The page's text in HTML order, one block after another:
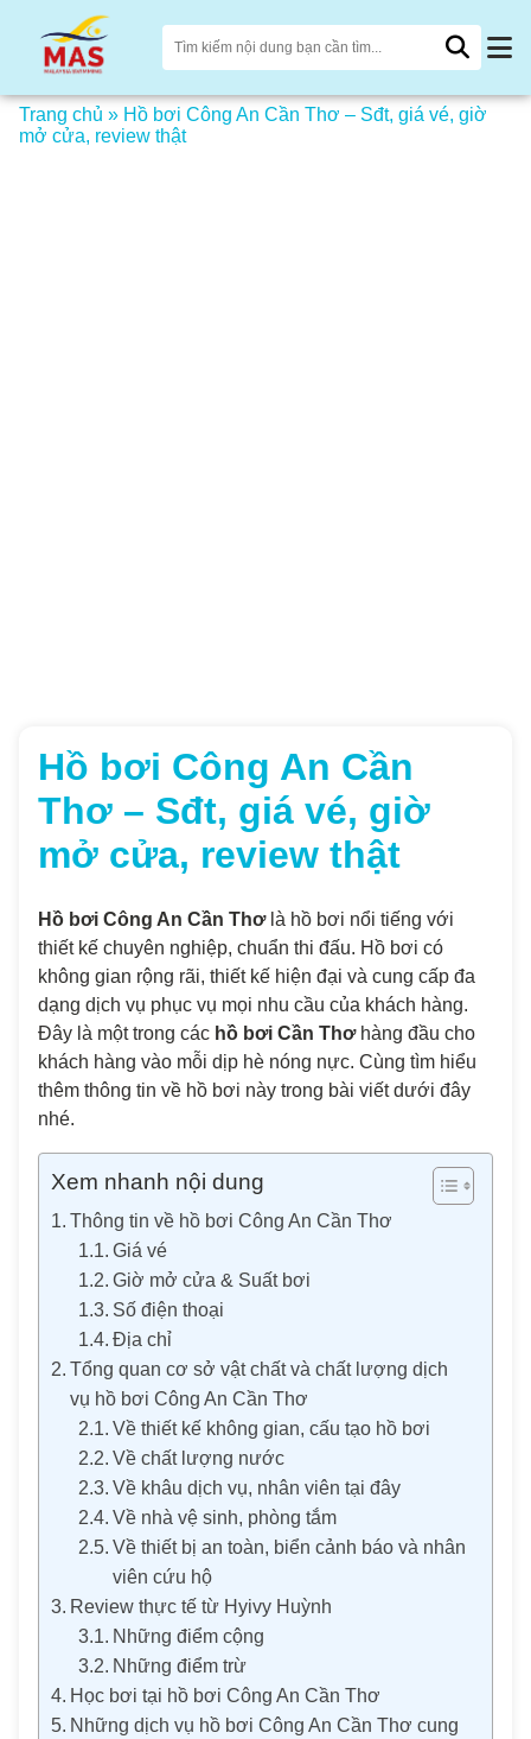
Trang chủ » Hồ bơi Công An Cần Thơ – Sđt, giá vé, giờ
mở cửa, review thật
Hồ bơi Công An Cần
Thơ – Sđt, giá vé, giờ
mở cửa, review thật
Hồ bơi Công An Cần Thơlà hồ bơi nổi tiếng với
thiết kế chuyên nghiệp, chuẩn thi đấu. Hồ bơi có
không gian rộng rãi, thiết kế hiện đại và cung cấp đa
dạng dịch vụ phục vụ mọi nhu cầu của khách hàng.
Đây là một trong các hồ bơi Cần Thơhàng đầu cho
khách hàng vào mỗi dịp hè nóng nực. Cùng tìm hiểu
thêm thông tin về hồ bơi này trong bài viết dưới đây
nhé.
Xem nhanh nội dung
Thông tin về hồ bơi Công An Cần Thơ
Giá vé
Giờ mở cửa & Suất bơi
Số điện thoại
Địa chỉ
Tổng quan cơ sở vật chất và chất lượng dịch
vụ hồ bơi Công An Cần Thơ
Về thiết kế không gian, cấu tạo hồ bơi
Về chất lượng nước
Về khâu dịch vụ, nhân viên tại đây
Về nhà vệ sinh, phòng tắm
Về thiết bị an toàn, biển cảnh báo và nhân
viên cứu hộ
Review thực tế từ Hyivy Huỳnh
Những điểm cộng
Những điểm trừ
Học bơi tại hồ bơi Công An Cần Thơ
Những dịch vụ hồ bơi Công An Cần Thơ cung